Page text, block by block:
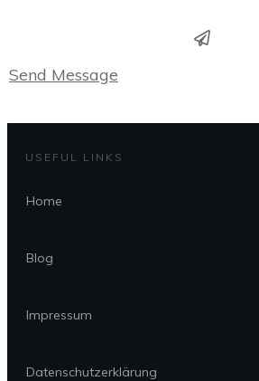
Send Message
USEFUL LINKS
Home
Blog
Impressum
Datenschutzerklärung